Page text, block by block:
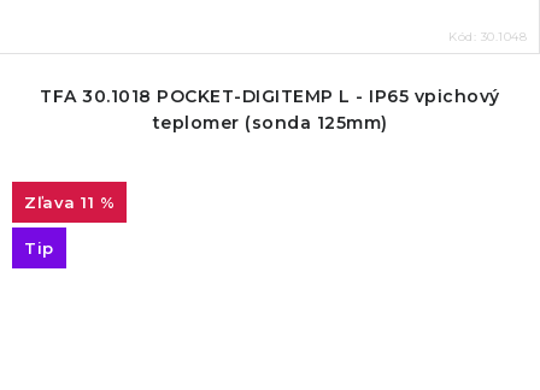
Kód: 30.1048
TFA 30.1018 POCKET-DIGITEMP L - IP65 vpichový
teplomer (sonda 125mm)
11 %
Tip